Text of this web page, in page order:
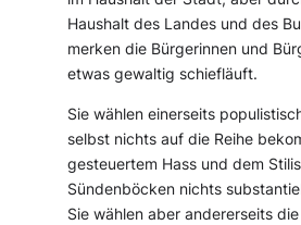
Haushalt des Landes und des
merken die Bürgerinnen und
etwas gewaltig schiefläuft.
Sie wählen einerseits
selbst nichts auf die Reihe
gesteuertem Hass und dem
Sündenböcken nichts
Sie wählen aber andererseits